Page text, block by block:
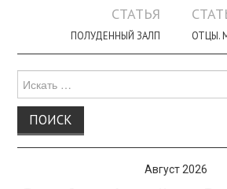
записи
СТАТЬЯ
ПОЛУДЕННЫЙ ЗАЛП ОТЦЫ.
для:
Август 2026